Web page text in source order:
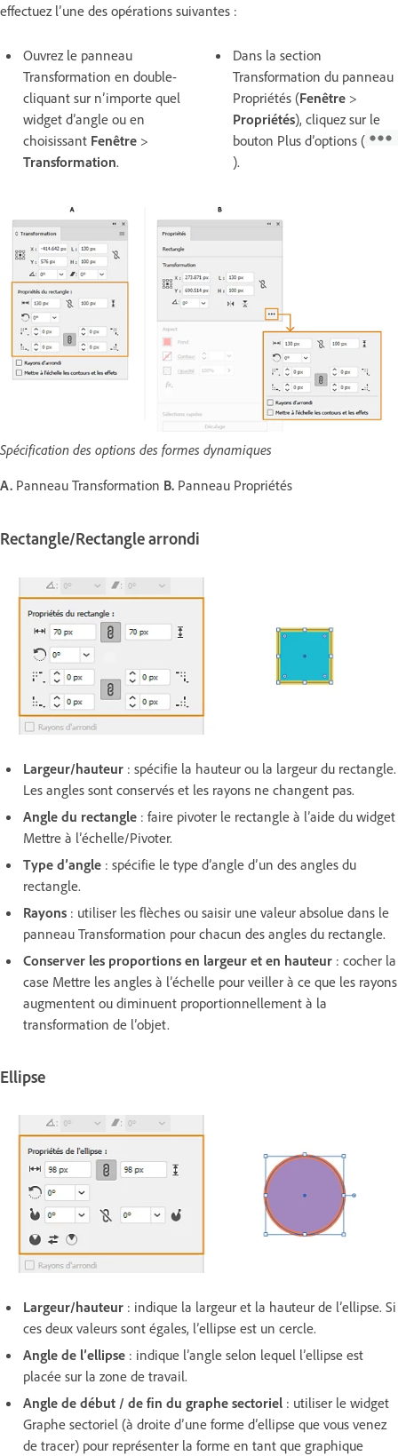
effectuez l’une des opérations suivantes :
Ouvrez le panneau
Transformation en double-
cliquant sur n’importe quel
widget d’angle ou en
choisissant Fenêtre >
Transformation.
Dans la section
Transformation du panneau
Propriétés (Fenêtre >
Propriétés), cliquez sur le
bouton Plus d’options (
).
Spécification des options des formes dynamiques
A. Panneau Transformation B. Panneau Propriétés
Rectangle/Rectangle arrondi
Largeur/hauteur : spécifie la hauteur ou la largeur du rectangle.
Les angles sont conservés et les rayons ne changent pas.
Angle du rectangle : faire pivoter le rectangle à l’aide du widget
Mettre à l’échelle/Pivoter.
Type d’angle : spécifie le type d’angle d’un des angles du
rectangle.
Rayons : utiliser les flèches ou saisir une valeur absolue dans le
panneau Transformation pour chacun des angles du rectangle.
Conserver les proportions en largeur et en hauteur : cocher la
case Mettre les angles à l’échelle pour veiller à ce que les rayons
augmentent ou diminuent proportionnellement à la
transformation de l’objet.
Ellipse
Largeur/hauteur : indique la largeur et la hauteur de l’ellipse. Si
ces deux valeurs sont égales, l’ellipse est un cercle.
Angle de l’ellipse : indique l’angle selon lequel l’ellipse est
placée sur la zone de travail.
Angle de début / de fin du graphe sectoriel : utiliser le widget
Graphe sectoriel (à droite d’une forme d’ellipse que vous venez
de tracer) pour représenter la forme en tant que graphique